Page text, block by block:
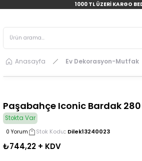
1000 TL ÜZERİ KARGO
Anasayfa Ev Dekorasyon-Mutfak
Paşabahçe Iconic Bardak
Stokta Var
0 Yorum Stok Kodu Dilek13240023
₺744,22 + KDV